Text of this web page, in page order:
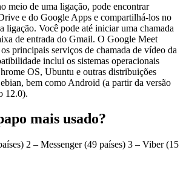
meio de uma ligação, pode encontrar
e do Google Apps e compartilhá-los no
ligação. Você pode até iniciar uma chamada
de entrada do Gmail. O Google Meet
principais serviços de chamada de vídeo da
inclui os sistemas operacionais
OS, Ubuntu e outras distribuições
bem como Android (a partir da versão
12.0).
mais usado?
2 – Messenger (49 países) 3 – Viber (15